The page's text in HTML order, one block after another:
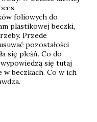
foliowych do
plastikowej beczki,
Przede
pozostałości
się pleśń. Co do
się tutaj
beczkach. Co w ich